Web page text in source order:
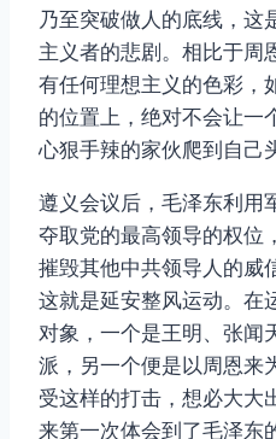
乃至突破做人的底线，这
主义者的悲剧。相比于周
有任何理想主义的色彩，
的位置上，绝对不会让一
心狠手辣的家伙爬到自己
遵义会议后，毛泽东利用
夺取党的最高领导的权位
摧毁其他中共领导人的威
这就是延安整风运动。在
对象，一个是王明、张闻
派，另一个便是以周恩来
受这样的打击，想必大大
来第一次体会到了毛泽东